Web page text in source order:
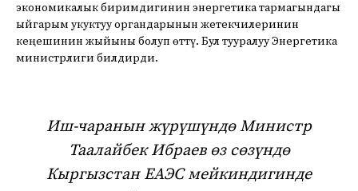
экономикалык биримдигинин энергетика тармагындагы
ыйгарым укуктуу органдарынын жетекчилеринин
кеңешинин жыйыны болуп өттү. Бул тууралуу Энергетика
министрлиги билдирди.
Иш-чаранын жүрүшүндө Министр
Таалайбек Ибраев өз сөзүндө
Кыргызстан ЕАЭС мейкиндигинде